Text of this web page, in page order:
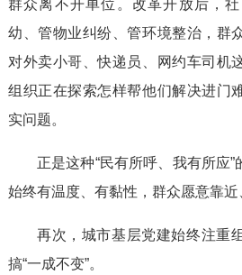
群众离不开单位。改革开放后，
幼、管物业纠纷、管环境整治，群
对外卖小哥、快递员、网约车司机
组织正在探索怎样帮他们解决进门
实问题。
正是这种“民有所呼、我有所应
始终有温度、有黏性，群众愿意靠近
再次，城市基层党建始终注重
搞“一成不变”。